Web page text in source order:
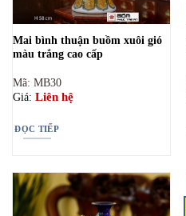
Mai bình thuận buồm xuôi gió
màu trắng cao cấp
Mã: MB30
Giá: Liên hệ
ĐỌC TIẾP